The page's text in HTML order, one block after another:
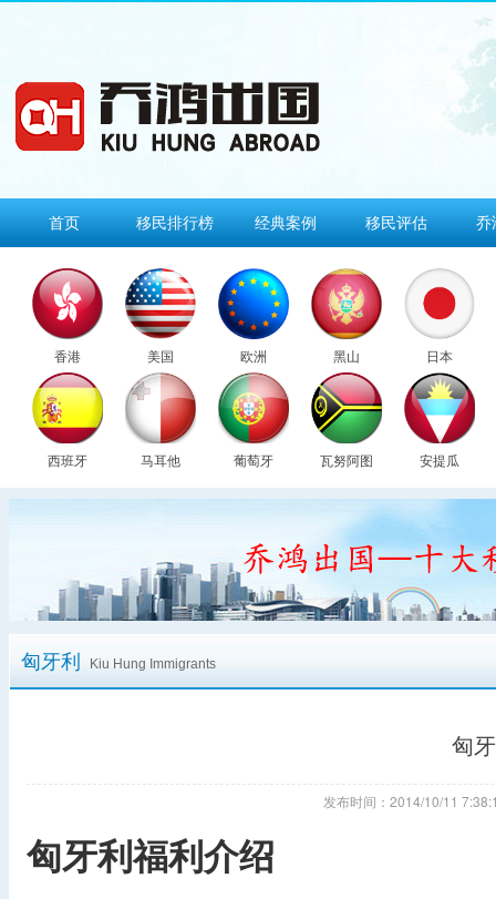
首页 移民排行榜 经典案例 移民评估 乔
香港 美国 欧洲 黑山 日本
西班牙 马耳他 葡萄牙 瓦努阿图 安提瓜
匈牙利 Kiu Hung Immigrants
匈
发布时间：2014/10/11
匈牙利福利介绍